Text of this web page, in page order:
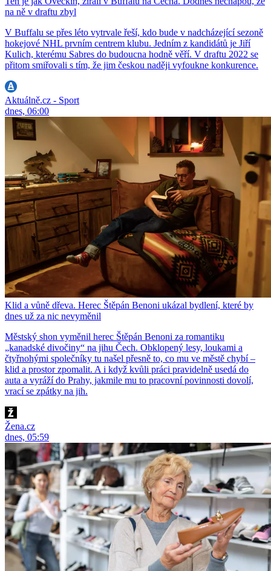
na ně v draftu zbyl
V Buffalu se přes léto vytrvale řeší, kdo bude v nadcházející sezoně
hokejové NHL prvním centrem klubu. Jedním z kandidátů je Jiří
Kulich, kterému Sabres do budoucna hodně věří. V draftu 2022 se
přitom smiřovali s tím, že jim českou naději vyfoukne konkurence.
Aktuálně.cz - Sport
dnes, 06:00
Klid a vůně dřeva. Herec Štěpán Benoni ukázal bydlení, které by
dnes už za nic nevyměnil
Městský shon vyměnil herec Štěpán Benoni za romantiku
„kanadské divočiny“ na jihu Čech. Obklopený lesy, loukami a
čtyřnohými společníky tu našel přesně to, co mu ve městě chybí –
klid a prostor zpomalit. A i když kvůli práci pravidelně usedá do
auta a vyráží do Prahy, jakmile mu to pracovní povinnosti dovolí,
vrací se zpátky na jih.
Žena.cz
dnes, 05:59